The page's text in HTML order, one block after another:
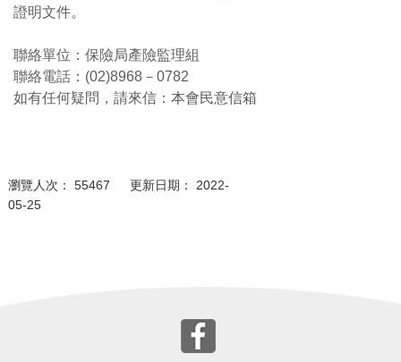
證明文件。
聯絡單位：保險局產險監理組
聯絡電話：(02)8968－0782
如有任何疑問，請來信：本會民意信箱
瀏覽人次： 55467 更新日期： 2022-
05-25